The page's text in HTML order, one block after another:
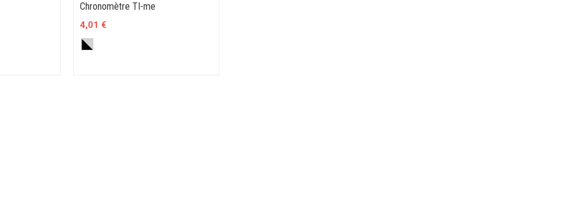
Chronomètre TI-me
4,01 €